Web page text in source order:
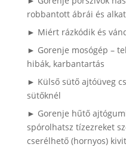
robbantott ábrái és
► Miért rázkódik és
► Gorenje mosógép –
hibák, karbantartás
► Külső sütő ajtóüveg
sütőknél
► Gorenje hűtő
spórolhatsz tízezreket
cserélhető (hornyos)